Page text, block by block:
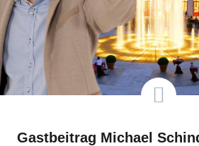
Gastbeitrag Michael